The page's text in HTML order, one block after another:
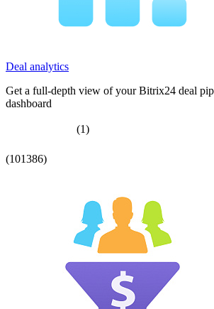
Deal analytics
Get a full-depth view of your Bitrix24 deal
dashboard
(1)
(101386)